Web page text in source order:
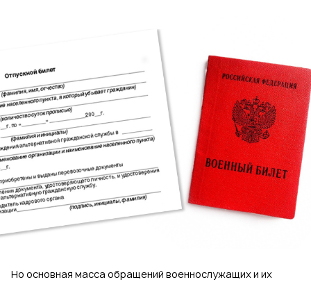
Но основная масса обращений военнослужащих и их